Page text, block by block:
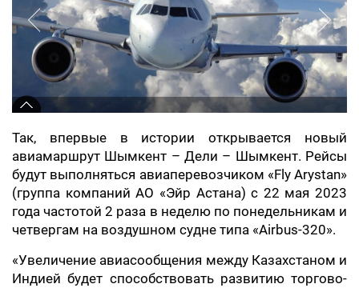
Так, впервые в истории открывается новый
авиамаршрут Шымкент – Дели – Шымкент. Рейсы
будут выполняться авиаперевозчиком «Fly Arystan»
(группа компаний АО «Эйр Астана) c 22 мая 2023
года частотой 2 раза в неделю по понедельникам и
четвергам на воздушном судне типа «Airbus-320».
«Увеличение авиасообщения между Казахстаном и
Индией будет способствовать развитию торгово-